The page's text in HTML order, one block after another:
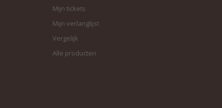
Mijn tickets
Mijn verlanglijst
Vergelijk
Alle producten